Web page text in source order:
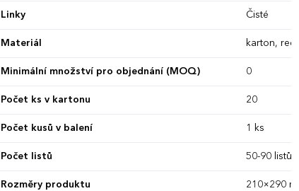
Linky Čisté
Materiál karton,
Minimální množství pro objednání (MOQ) 0
Počet ks v kartonu 20
Počet kusů v balení 1 ks
Počet listů 50-90 listů
Rozměry produktu 210×290 mm